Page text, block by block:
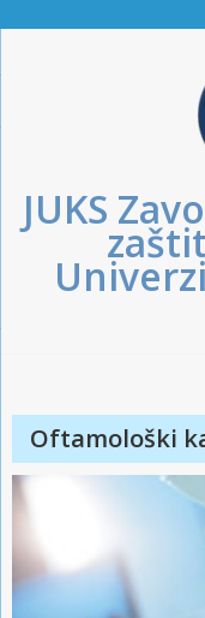
content
JUKS
Oftamološki